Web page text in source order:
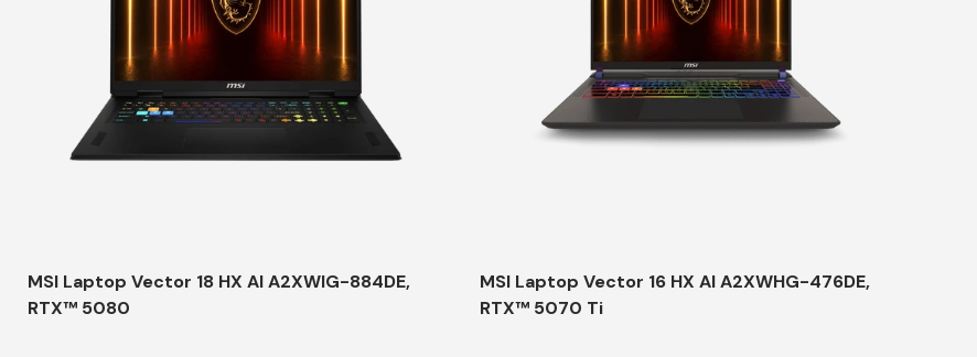
MSI Laptop Vector 18 HX AI A2XWIG-884DE,
RTX™ 5080
MSI Laptop Vector 16 HX AI A2XWHG-476DE,
RTX™ 5070 Ti